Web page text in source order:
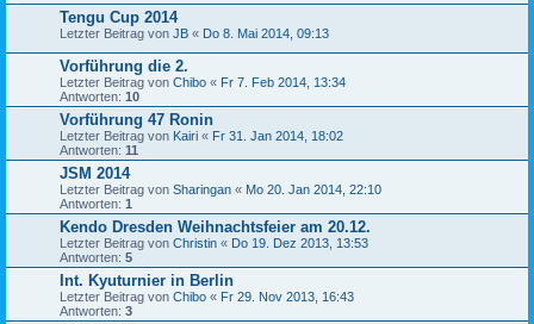
Tengu Cup 2014
Letzter Beitrag von JB « Do 8. Mai 2014, 09:13
Vorführung die 2.
Letzter Beitrag von Chibo « Fr 7. Feb 2014, 13:34
Antworten: 10
Vorführung 47 Ronin
Letzter Beitrag von Kairi « Fr 31. Jan 2014, 18:02
Antworten: 11
JSM 2014
Letzter Beitrag von Sharingan « Mo 20. Jan 2014, 22:10
Antworten: 1
Kendo Dresden Weihnachtsfeier am 20.12.
Letzter Beitrag von Christin « Do 19. Dez 2013, 13:53
Antworten: 5
Int. Kyuturnier in Berlin
Letzter Beitrag von Chibo « Fr 29. Nov 2013, 16:43
Antworten: 3